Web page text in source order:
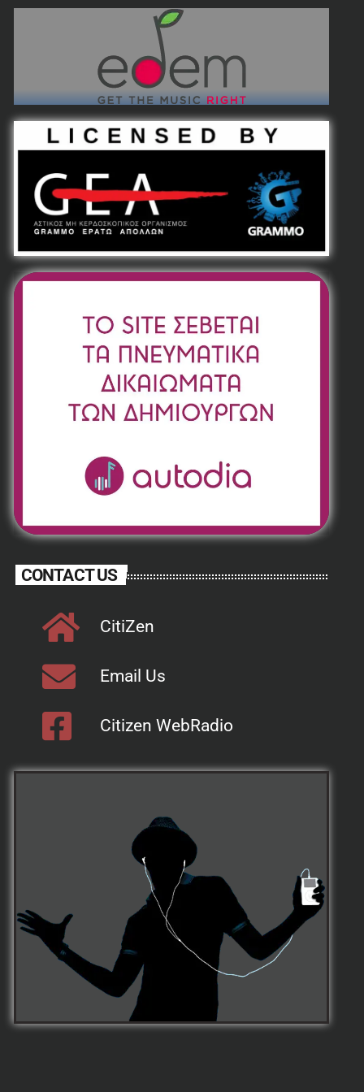
CONTACT US
CitiZen
Email Us
Citizen WebRadio